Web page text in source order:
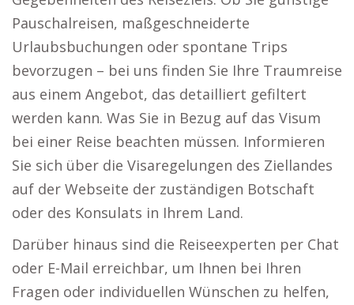
Pauschalreisen, maßgeschneiderte
Urlaubsbuchungen oder spontane Trips
bevorzugen – bei uns finden Sie Ihre Traumreise
aus einem Angebot, das detailliert gefiltert
werden kann. Was Sie in Bezug auf das Visum
bei einer Reise beachten müssen. Informieren
Sie sich über die Visaregelungen des Ziellandes
auf der Webseite der zuständigen Botschaft
oder des Konsulats in Ihrem Land.
Darüber hinaus sind die Reiseexperten per Chat
oder E-Mail erreichbar, um Ihnen bei Ihren
Fragen oder individuellen Wünschen zu helfen,